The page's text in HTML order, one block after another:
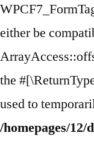
either be
the
used to
/homepages/12/